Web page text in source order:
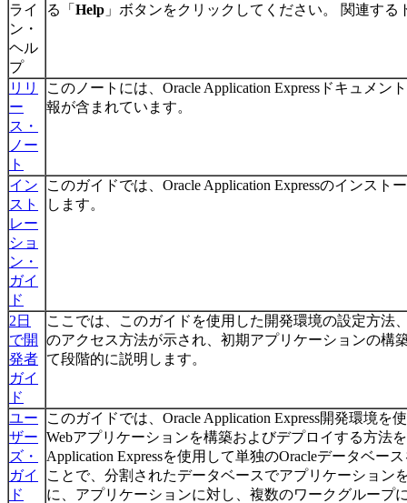
ライ
ン・
ヘル
プ
る「 Help 」ボタンをクリックしてください。 関連する
リリ
ー
ス・
ノー
ト
このノートには、Oracle Application Expressドキュメン
報が含まれています。
イン
スト
レー
ショ
ン・
ガイ
ド
このガイドでは、Oracle Application Expressのインスト
します。
2日
で開
発者
ガイ
ド
ここでは、このガイドを使用した開発環境の設定方法
のアクセス方法が示され、初期アプリケーションの構
て段階的に説明します。
ユー
ザー
ズ・
ガイ
ド
このガイドでは、Oracle Application Express開発環境を
Webアプリケーションを構築およびデプロイする方法
Application Expressを使用して単独のOracleデータベー
ことで、分割されたデータベースでアプリケーション
に、アプリケーションに対し、複数のワークグループ